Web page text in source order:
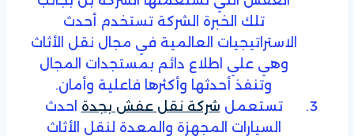
تلك الخبرة الشركة تستخدم أحدث
الاستراتيجيات العالمية في مجال نقل الأثاث
وهي علي اطلاع دائم بمستجدات المجال
وتنفذ أحدثها وأكثرها فاعلية وأمان.
تستعمل شركة نقل عفش بجدة احدث
السيارات المجهزة والمعدة لنقل الأثاث